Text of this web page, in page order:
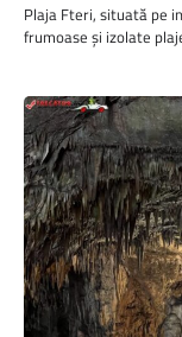
Plaja Fteri, situată pe
frumoase și izolate